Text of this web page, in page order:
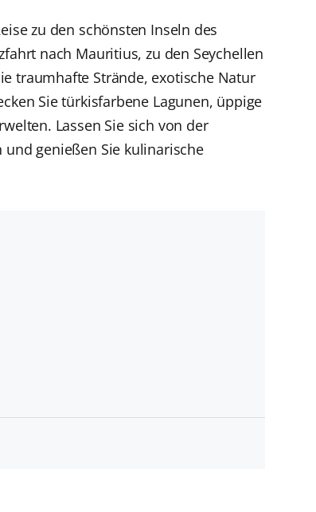
zu den schönsten Inseln des
nach Mauritius, zu den Seychellen
traumhafte Strände, exotische Natur
Sie türkisfarbene Lagunen, üppige
Lassen Sie sich von der
genießen Sie kulinarische